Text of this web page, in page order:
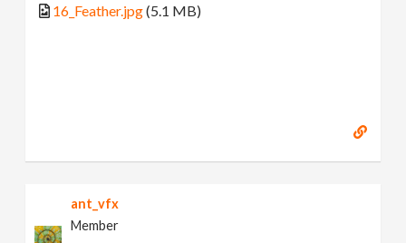
16_Feather.jpg(5.1 MB)
ant_vfx
Member